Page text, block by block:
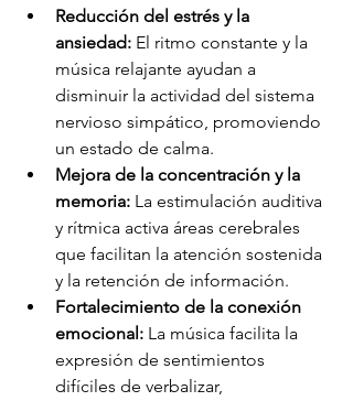
Reducción del estrés y la
ansiedad: El ritmo constante y la
música relajante ayudan a
disminuir la actividad del sistema
nervioso simpático, promoviendo
un estado de calma.
Mejora de la concentración y la
memoria: La estimulación auditiva
y rítmica activa áreas cerebrales
que facilitan la atención sostenida
y la retención de información.
Fortalecimiento de la conexión
emocional: La música facilita la
expresión de sentimientos
difíciles de verbalizar,